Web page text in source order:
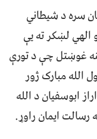
سره د شيطاني
لښکر ته يې
غوښتل چې د تورې
الله مبارک ژور
ابوسفيان د الله
ايمان راوړ.